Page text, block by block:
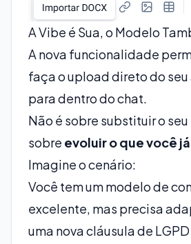
A Vibe é Sua, o Modelo
A nova funcionalidade
faça o upload direto do seu
para dentro do chat.
Não é sobre substituir o
sobre evoluir o que você
Imagine o cenário:
Você tem um modelo de
excelente, mas precisa
uma nova cláusula de